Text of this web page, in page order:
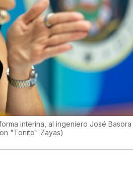
interina, al ingeniero José
"Tonito" Zayas)